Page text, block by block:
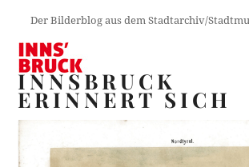
Der Bilderblog aus dem Stadtarchiv/
INNSBRUCK
ERINNERT SICH